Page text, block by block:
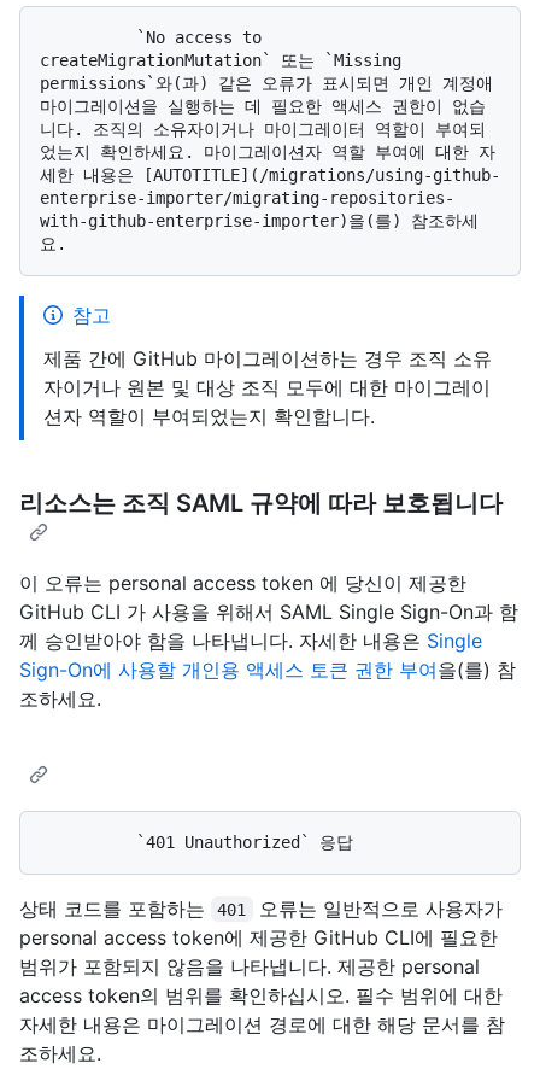
createMigrationMutation` 또는 `Missing
permissions`와(과) 같은 오류가 표시되면 개인 계정애
마이그레이션을 실행하는 데 필요한 액세스 권한이 없습
니다. 조직의 소유자이거나 마이그레이터 역할이 부여되
었는지 확인하세요. 마이그레이션자 역할 부여에 대한 자
세한 내용은 [AUTOTITLE](/migrations/using-github-
enterprise-importer/migrating-repositories-
with-github-enterprise-importer)을(를) 참조하세
참고
제품 간에 GitHub 마이그레이션하는 경우 조직 소유
자이거나 원본 및 대상 조직 모두에 대한 마이그레이
션자 역할이 부여되었는지 확인합니다.
리소스는 조직 SAML 규약에 따라 보호됩니다
이 오류는 personal access token 에 당신이 제공한
GitHub CLI 가 사용을 위해서 SAML Single Sign-On과 함
께 승인받아야 함을 나타냅니다. 자세한 내용은 Single
Sign-On에 사용할 개인용 액세스 토큰 권한 부여을(를) 참
조하세요.
상태 코드를 포함하는 401
오류는 일반적으로 사용자가
personal access token에 제공한 GitHub CLI에 필요한
범위가 포함되지 않음을 나타냅니다. 제공한 personal
access token의 범위를 확인하십시오. 필수 범위에 대한
자세한 내용은 마이그레이션 경로에 대한 해당 문서를 참
조하세요.